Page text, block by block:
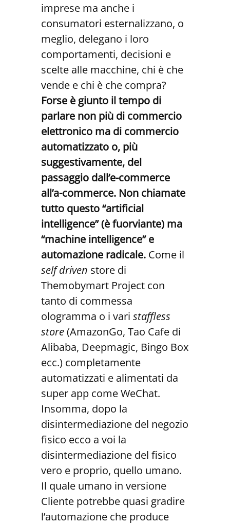
imprese ma anche i
consumatori esternalizzano, o
meglio, delegano i loro
comportamenti, decisioni e
scelte alle macchine, chi è che
vende e chi è che compra?
Forse è giunto il tempo di
parlare non più di commercio
elettronico ma di commercio
automatizzato o, più
suggestivamente, del
passaggio dall’e-commerce
all’a-commerce. Non chiamate
tutto questo “artificial
intelligence” (è fuorviante) ma
“machine intelligence” e
automazione radicale. Come il
self driven store di
Themobymart Project con
tanto di commessa
ologramma o i vari staffless
store(AmazonGo, Tao Cafe di
Alibaba, Deepmagic, Bingo Box
ecc.) completamente
automatizzati e alimentati da
super app come WeChat.
Insomma, dopo la
disintermediazione del negozio
fisico ecco a voi la
disintermediazione del fisico
vero e proprio, quello umano.
Il quale umano in versione
Cliente potrebbe quasi gradire
l’automazione che produce